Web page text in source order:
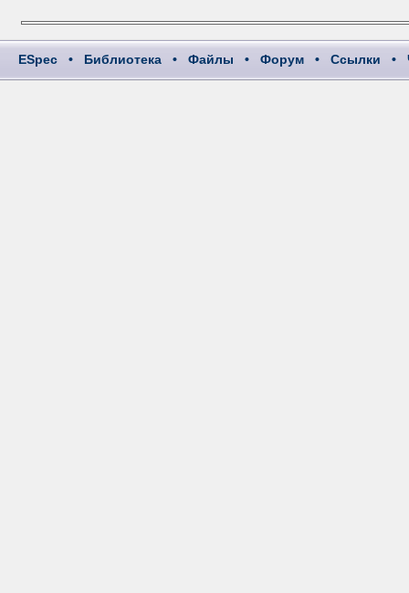
ESpec • Библиотека • Файлы • Форум • Ссылки •